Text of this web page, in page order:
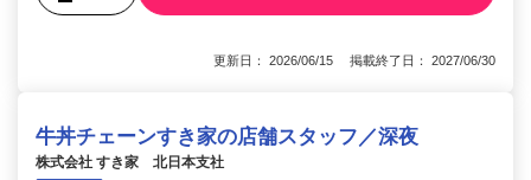
更新日： 2026/06/15 掲載終了日： 2027/06/30
牛丼チェーンすき家の店舗スタッフ／深夜
株式会社 すき家 北日本支社